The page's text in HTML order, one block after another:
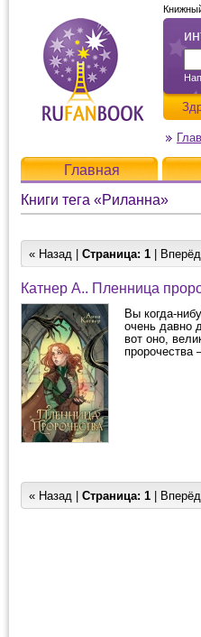
Главная
Книги тега «Риланна»
« Назад | Страница: 1 |
Катнер А.. Пленница
Вы когда-
очень давно
вот оно,
пророчества
« Назад | Страница: 1 |